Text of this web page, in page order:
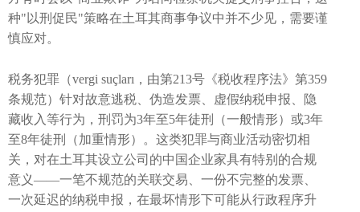
种"以刑促民"策略在土耳其商事争议中并不少见，需要谨
慎应对。
税务犯罪（vergi suçları，由第213号《税收程序法》第359
条规范）针对故意逃税、伪造发票、虚假纳税申报、隐
藏收入等行为，刑罚为3年至5年徒刑（一般情形）或3年
至8年徒刑（加重情形）。这类犯罪与商业活动密切相
关，对在土耳其设立公司的中国企业家具有特别的合规
意义——一笔不规范的关联交易、一份不完整的发票、
一次延迟的纳税申报，在最坏情形下可能从行政程序升